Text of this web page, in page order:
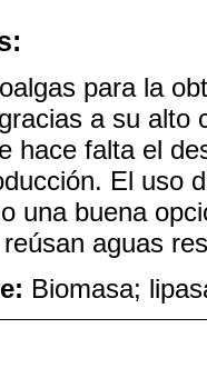
para la
a su alto
hace falta el
El uso
una buena
aguas
Biomasa;